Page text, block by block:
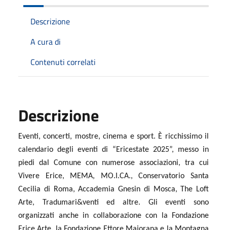
Descrizione
A cura di
Contenuti correlati
Descrizione
Eventi, concerti, mostre, cinema e sport. È ricchissimo il
calendario degli eventi di “Ericestate 2025”, messo in
piedi dal Comune con numerose associazioni, tra cui
Vivere Erice, MEMA, MO.I.CA., Conservatorio Santa
Cecilia di Roma, Accademia Gnesin di Mosca, The Loft
Arte, Tradumari&venti ed altre. Gli eventi sono
organizzati anche in collaborazione con la Fondazione